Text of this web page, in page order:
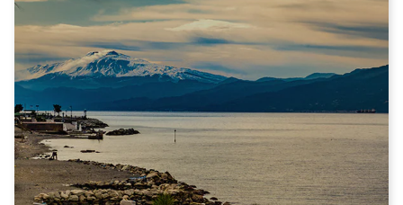
una dolcezza, prova il celebrecioccolato Torino
tutto il mondo per la sua ricchezza e bontà.
Dopo una giornata di visite e degustazioni, ti consiglio di fare
una passeggiata nel pittoresco quartiere diBorgo Medievale
immergerti completamente nell'atmosfera del passato,
passeggiando per le sue stradine lastricate e visitando le
botteghe degli artigiani.
Non dimenticare di fare una sosta alParco del Valentino
, una
bellissima oasi verde nel cuore della città. Qui potrai rilassarti